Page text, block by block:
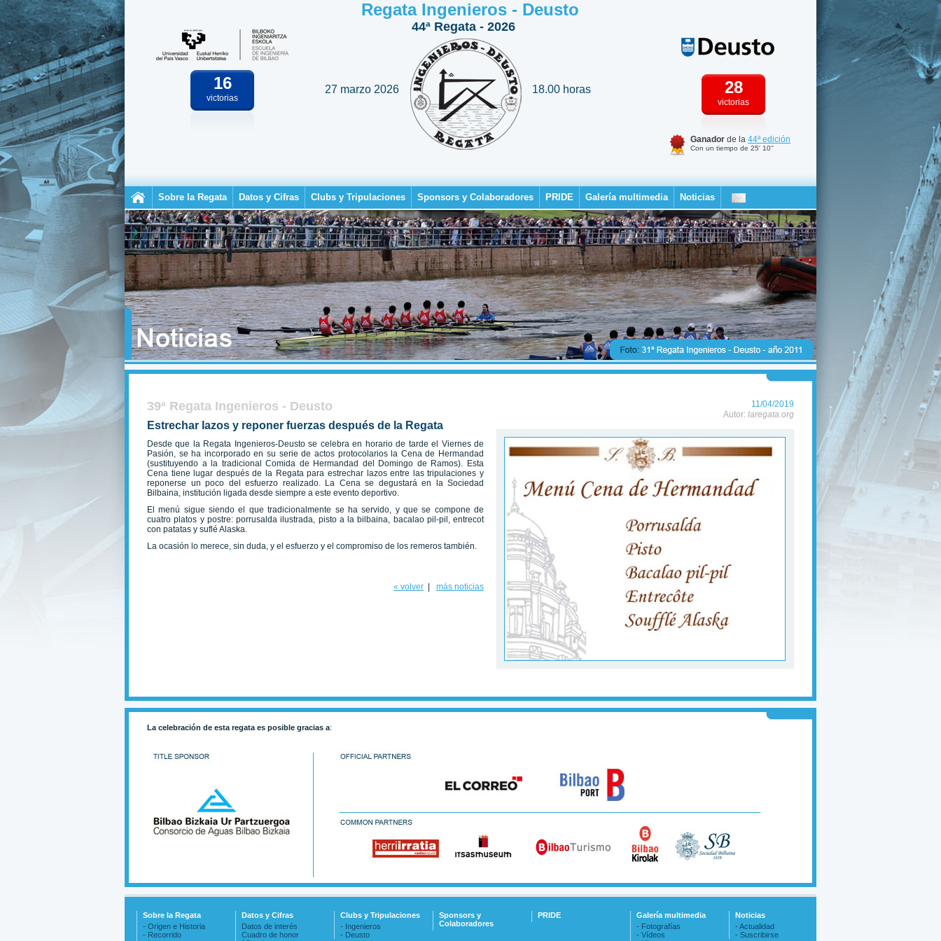
16
victorias
Regata Ingenieros - Deusto
44ª Regata - 2026
27 marzo 2026 18.00 horas 28
victorias
Ganador de la 44ª edición
Con un tiempo de 25' 10''
Sobre la Regata Datos y Cifras Clubs y Tripulaciones Sponsors y Colaboradores PRIDE Galería multimedia Noticias
39ª Regata Ingenieros - Deusto
11/04/2019
Autor: laregata.org
Estrechar lazos y reponer fuerzas después de la Regata
Desde que la Regata Ingenieros-Deusto se celebra en horario de tarde el Viernes de
Pasión, se ha incorporado en su serie de actos protocolarios la Cena de Hermandad
(sustituyendo a la tradicional Comida de Hermandad del Domingo de Ramos). Esta
Cena tiene lugar después de la Regata para estrechar lazos entre las tripulaciones y
reponerse un poco del esfuerzo realizado. La Cena se degustará en la Sociedad
Bilbaina, institución ligada desde siempre a este evento deportivo.
El menú sigue siendo el que tradicionalmente se ha servido, y que se compone de
cuatro platos y postre: porrusalda ilustrada, pisto a la bilbaina, bacalao pil-pil, entrecot
con patatas y suflé Alaska.
La ocasión lo merece, sin duda, y el esfuerzo y el compromiso de los remeros también.
« volver más noticias
La celebración de esta regata es posible gracias a:
Sobre la Regata
- Origen e Historia
- Recorrido
Datos y Cifras
Datos de interés
Cuadro de honor
Clubs y Tripulaciones
- Ingenieros
- Deusto
Sponsors y
Colaboradores
PRIDE
Galería multimedia
- Fotografías
- Vídeos
Noticias
- Actualidad
- Suscribirse